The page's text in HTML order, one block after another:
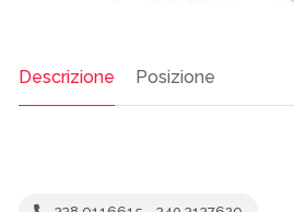
Descrizione Posizione